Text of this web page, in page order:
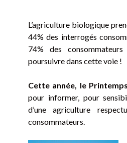
L’agriculture biologique
44% des interrogés
74% des
poursuivre dans cette voie !
Cette année, le
pour informer, pour
d’une agriculture
consommateurs.